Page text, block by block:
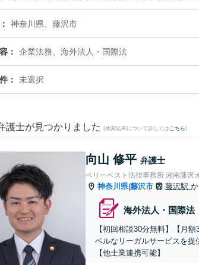
土日や夜間に発生した海外法人・国際法のトラブルを今す
で海外法人・国際法を法律相談できる藤沢市内の弁護士に
神奈川県、藤沢市
企業法務、海外法人・国際法
未選択
護士が見つかりました (検索結果について詳しくは こちら)
向山 修平 弁護士
ベリーベスト法律事務所 湘南藤沢
神奈川県|藤沢市 藤沢駅
海外法人・国際法
【初回相談30分無料】【月
ベルなリーガルサービスを
【他士業連携可能】